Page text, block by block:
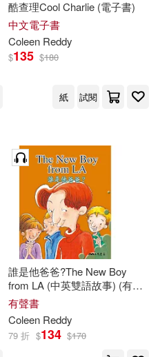
酷查理Cool Charlie (電子書)
中文電子書
Coleen Reddy
$135 $180
紙 試閱
誰是他爸爸?The New Boy
from LA (中英雙語故事) (有聲
書)
有聲書
Coleen Reddy
79 折 $134 $170